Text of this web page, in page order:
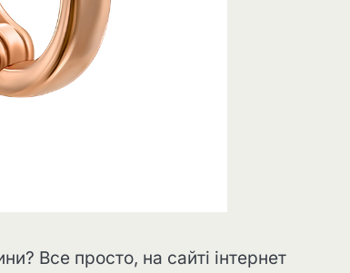
Все просто, на сайті інтернет